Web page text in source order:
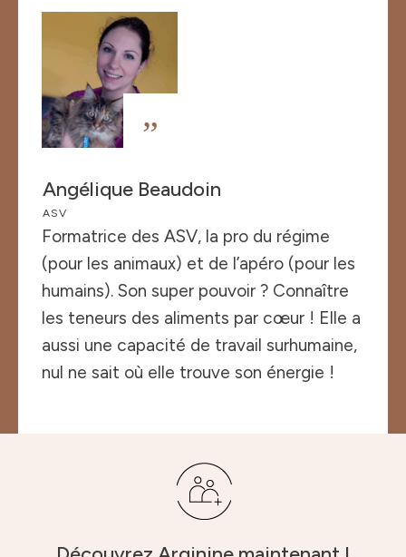
”
Angélique Beaudoin
ASV
Formatrice des ASV, la pro du régime
(pour les animaux) et de l’apéro (pour les
humains). Son super pouvoir ? Connaître
les teneurs des aliments par cœur ! Elle a
aussi une capacité de travail surhumaine,
nul ne sait où elle trouve son énergie !